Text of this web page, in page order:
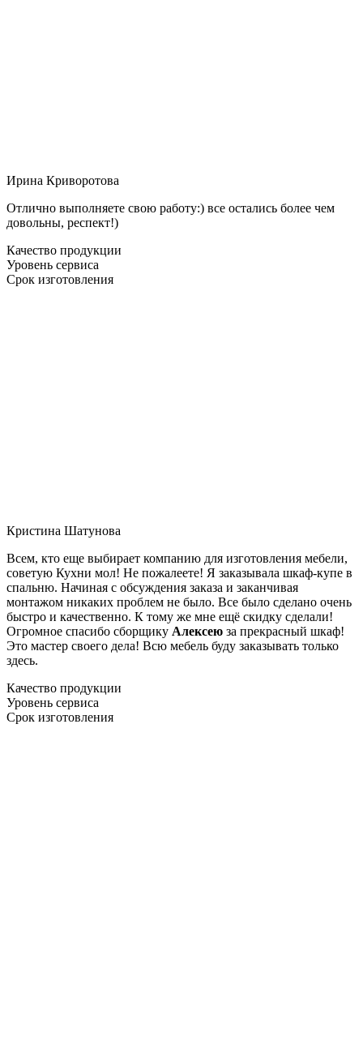
Ирина Криворотова
Отлично выполняете свою работу:) все остались более чем
довольны, респект!)
Качество продукции
Уровень сервиса
Срок изготовления
Кристина Шатунова
Всем, кто еще выбирает компанию для изготовления мебели,
советую Кухни мол! Не пожалеете! Я заказывала шкаф-купе в
спальню. Начиная с обсуждения заказа и заканчивая
монтажом никаких проблем не было. Все было сделано очень
быстро и качественно. К тому же мне ещё скидку сделали!
Огромное спасибо сборщику Алексею за прекрасный шкаф!
Это мастер своего дела! Всю мебель буду заказывать только
здесь.
Качество продукции
Уровень сервиса
Срок изготовления